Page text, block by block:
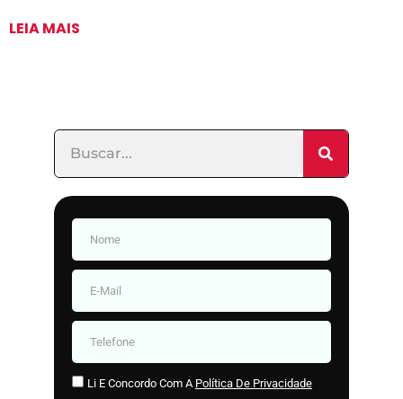
LEIA MAIS
Li E Concordo Com A Política De Privacidade